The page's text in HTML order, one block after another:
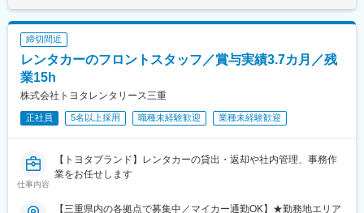
駅、伊勢崎駅、上神梅駅、土合口駅、新前橋駅、長野原草津口
駅、館林駅、横川駅(群馬県)、川原湯温泉駅、城東駅、水沼駅、高
崎問屋町駅、水上駅、板倉東洋大前駅、南方駅(大阪府)、西梅田
駅、阿倍野駅(阪堺線)、京橋駅(大阪府)、安治川口駅、なんば駅(地
下鉄)、鶴橋駅、今宮戎駅、十三駅、大阪城公園駅、門真南駅、心
温泉駅、西明石駅、花隈駅、加古川駅、三宮駅(神戸新交通)、甲子
条駅、烏丸御池駅、京阪山科駅、伏見稲荷駅、西木津駅、福知山
駅、宇治駅(奈良線)、嵐山駅(阪急線)、烏丸駅、奈良駅、近鉄奈良
泉駅、高の原駅、桜井駅(奈良県)、信貴山下駅、尼ケ辻駅、田原本
締切間近
レンタカーのフロントスタッフ／賞与実績3.7カ月／残
業15h
株式会社トヨタレンタリース三重
正社員 5名以上採用 職種未経験歓迎 業種未経験歓迎
仕事内容
【トヨタブランド】レンタカーの貸出・返却や社内管理、事務作
業をお任せします
【三重県内の各拠点で募集中／マイカー通勤OK】★勤務地エリア